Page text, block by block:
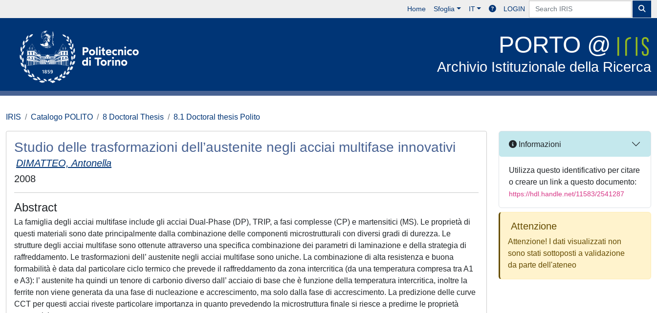
Home Sfoglia IT LOGIN
PORTO @
Archivio Istituzionale della Ricerca
IRIS Catalogo POLITO 8 Doctoral Thesis 8.1 Doctoral thesis Polito
Studio delle trasformazioni dell’austenite negli acciai multifase innovativi
DIMATTEO, Antonella
2008
Abstract
La famiglia degli acciai multifase include gli acciai Dual-Phase (DP), TRIP, a fasi complesse (CP) e martensitici (MS). Le proprietà di
questi materiali sono date principalmente dalla combinazione delle componenti microstrutturali con diversi gradi di durezza. Le
strutture degli acciai multifase sono ottenute attraverso una specifica combinazione dei parametri di laminazione e della strategia di
raffreddamento. Le trasformazioni dell’ austenite negli acciai multifase sono uniche. La combinazione di alta resistenza e buona
formabilità è data dal particolare ciclo termico che prevede il raffreddamento da zona intercritica (da una temperatura compresa tra A1
e A3): l’ austenite ha quindi un tenore di carbonio diverso dall’ acciaio di base che è funzione della temperatura intercritica, inoltre la
ferrite non viene generata da una fase di nucleazione e accrescimento, ma solo dalla fase di accrescimento. La predizione delle curve
CCT per questi acciai riveste particolare importanza in quanto prevedendo la microstruttura finale si riesce a predirne le proprietà
Informazioni
Utilizza questo identificativo per citare
o creare un link a questo documento:
https://hdl.handle.net/11583/2541287
Attenzione
Attenzione! I dati visualizzati non
sono stati sottoposti a validazione
da parte dell'ateneo